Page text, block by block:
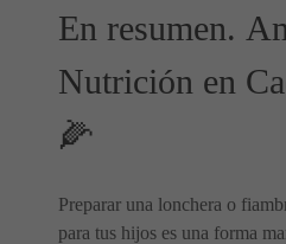
En resumen.
Nutrición en
🌽
Preparar una lonchera o
para tus hijos es una forma